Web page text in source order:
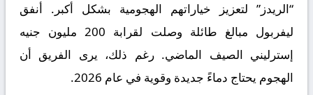
“الريدز” لتعزيز خياراتهم الهجومية بشكل أكبر. أنفق
ليفربول مبالغ طائلة وصلت لقرابة 200 مليون جنيه
إسترليني الصيف الماضي. رغم ذلك، يرى الفريق أن
الهجوم يحتاج دماءً جديدة وقوية في عام 2026.